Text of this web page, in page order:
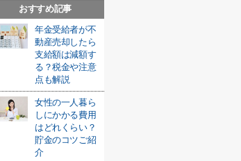
おすすめ記事
年金受給者が不
動産売却したら
支給額は減額す
る？税金や注意
点も解説
女性の一人暮ら
しにかかる費用
はどれくらい？
貯金のコツご紹
介